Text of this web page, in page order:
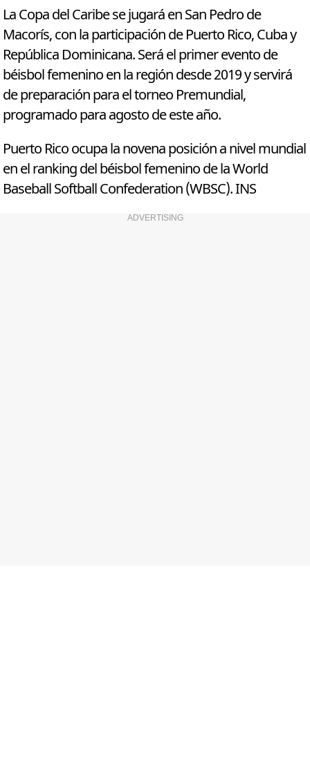
La Copa del Caribe se jugará en San Pedro de
Macorís, con la participación de Puerto Rico, Cuba y
República Dominicana. Será el primer evento de
béisbol femenino en la región desde 2019 y servirá
de preparación para el torneo Premundial,
programado para agosto de este año.
Puerto Rico ocupa la novena posición a nivel mundial
en el ranking del béisbol femenino de la World
Baseball Softball Confederation (WBSC). INS
ADVERTISING